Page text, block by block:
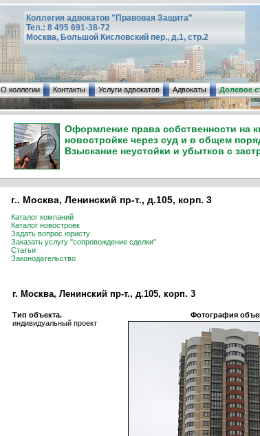
Коллегия адвокатов "Правовая Защита"
Тел.: 8 495 691-38-72
Москва, Большой Кисловский пер., д.1, стр.2
О коллегии Контакты Услуги адвокатов Адвокаты Долевое
Оформление права собственности на
новостройке через суд и в общем
Взыскание неустойки и убытков с
г.. Москва, Ленинский пр-т., д.105, корп. 3
Каталог компаний
Каталог новостроек
Задать вопрос юристу
Заказать услугу "сопровождение сделки"
Статьи
Законодательство
г. Москва, Ленинский пр-т., д.105, корп. 3
Тип объекта.
индивидуальный проект
Фотография